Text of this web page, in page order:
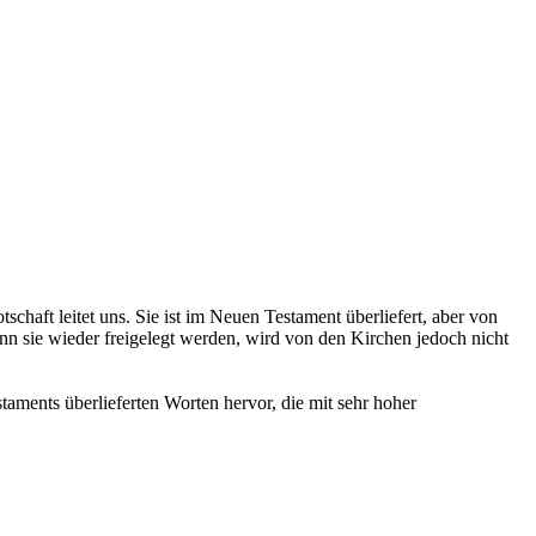
leitet uns. Sie ist im Neuen Testament überliefert, aber von
sie wieder freigelegt werden, wird von den Kirchen jedoch nicht
überlieferten Worten hervor, die mit sehr hoher